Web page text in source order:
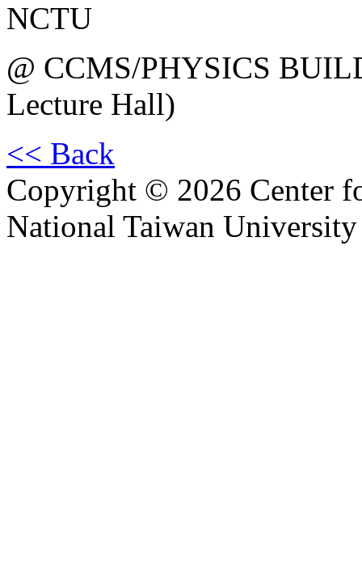
NCTU
@ CCMS/PHYSICS
Lecture Hall)
<< Back
Copyright © 2026 Center
National Taiwan University